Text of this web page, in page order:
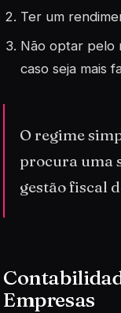
Ter um
Não optar pelo
caso seja mais
O regime
procura uma
gestão fiscal
Empresas